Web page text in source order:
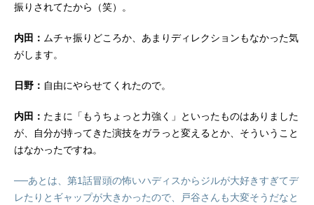
振りされてたから（笑）。
内田： ムチャ振りどころか、あまりディレクションもなかった気
がします。
日野： 自由にやらせてくれたので。
内田： たまに「もうちょっと力強く」といったものはありました
が、自分が持ってきた演技をガラっと変えるとか、そういうこと
はなかったですね。
──あとは、第1話冒頭の怖いハディスからジルが大好きすぎてデ
レたりとギャップが大きかったので、戸谷さんも大変そうだなと